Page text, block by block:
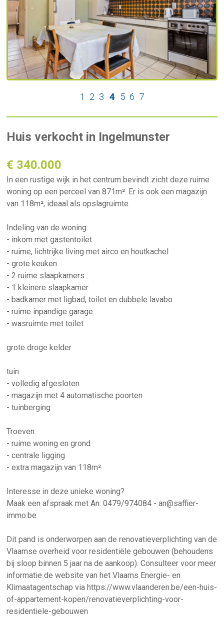
1 2 3 4 5 6 7
Huis verkocht in Ingelmunster
€ 340.000
In een rustige wijk in het centrum bevindt zicht deze ruime
woning op een perceel van 871m². Er is ook een magazijn
van 118m², ideaal als opslagruimte.
Indeling van de woning:
- inkom met gastentoilet
- ruime, lichtrijke living met airco en houtkachel
- grote keuken
- 2 ruime slaapkamers
- 1 kleinere slaapkamer
- badkamer met ligbad, toilet en dubbele lavabo
- ruime inpandige garage
- wasruimte met toilet
grote droge kelder
tuin
- volledig afgesloten
- magazijn met 4 automatische poorten
- tuinberging
Troeven:
- ruime woning en grond
- centrale ligging
- extra magazijn van 118m²
Interesse in deze unieke woning?
Maak een afspraak met An: 0479/974084 - an@saffier-
immo.be
Dit pand is onderworpen aan de renovatieverplichting van de
Vlaamse overheid voor residentiële gebouwen (behoudens
bij sloop binnen 5 jaar na de aankoop). Consulteer voor meer
informatie de website van het Vlaams Energie- en
Klimaatagentschap via https://www.vlaanderen.be/een-huis-
of-appartement-kopen/renovatieverplichting-voor-
residentiele-gebouwen